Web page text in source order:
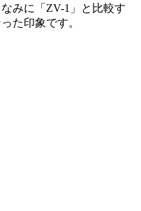
みに「ZV-1」と比較す
た印象です。